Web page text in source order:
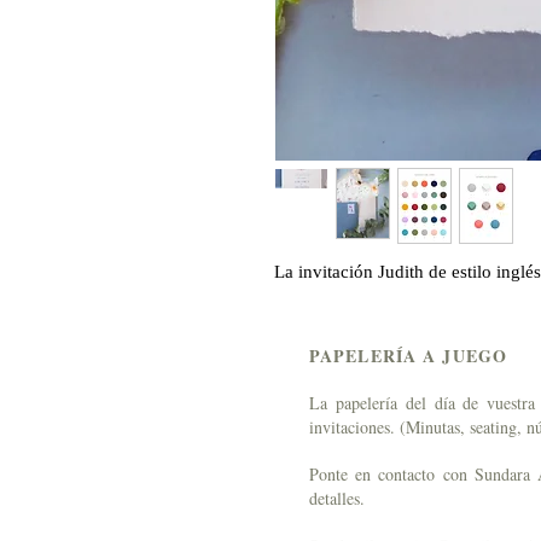
La invitación Judith de estilo
PAPELERÍA A JUEGO
La papelería del día de
invitaciones. (Minutas, seating,
Ponte encontacto con
detalles.